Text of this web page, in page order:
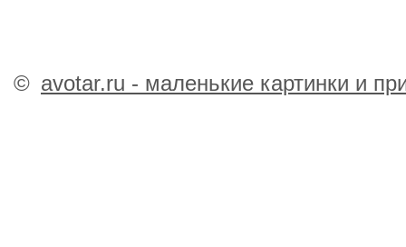
© avotar.ru - маленькие картинки и